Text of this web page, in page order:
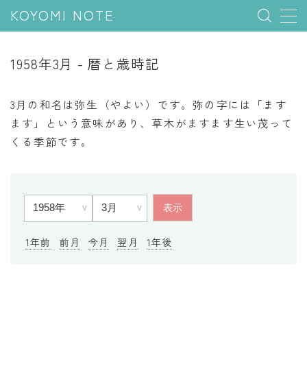
KOYOMI NOTE
五節句
年中行事
七十二候
雑節
1958年3月 - 暦と歳時記
3月の和名は弥生（やよい）です。弥の字には「ます
ます」という意味があり、草木がますます生い茂って
くる季節です。
1年前 前月 今月 翌月 1年後